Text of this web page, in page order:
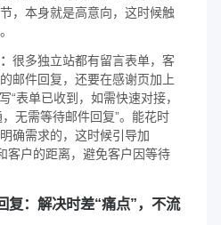
，本身就是高意向，这时候触
很多独立站都有留言表单，客
邮件回复，还要在感谢页加上
“表单已收到，如需快速对接，
无需等待邮件回复”。能花时
确需求的，这时候引导加
客户的距离，避免客户因等待
复：解决时差“痛点”，不流